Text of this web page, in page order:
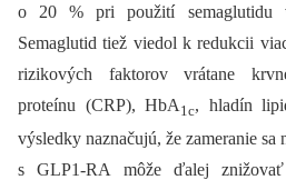
o 20 % pri použití semaglutidu
Semaglutid tiež viedol k redukcii
rizikových faktorov vrátane
proteínu (CRP), HbA 1c, hladín
výsledky naznačujú, že zameranie sa
s GLP1-RA môže ďalej